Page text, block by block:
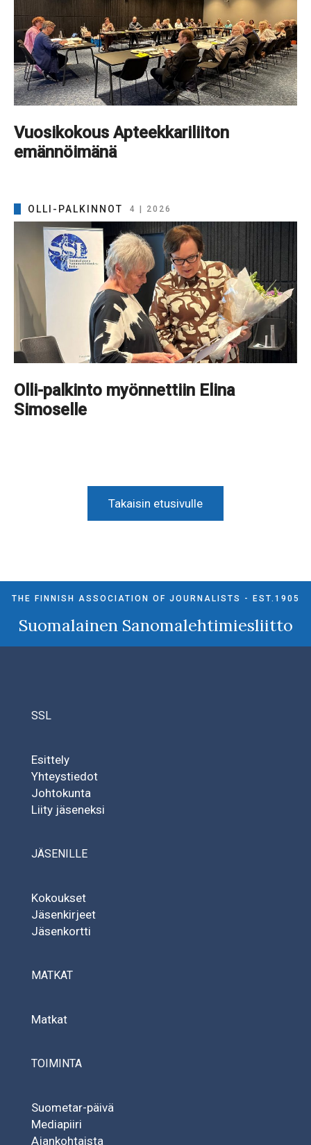
Vuosikokous Apteekkariliiton
emännöimänä
OLLI-PALKINNOT 4 | 2026
Olli-palkinto myönnettiin Elina
Simoselle
Takaisin etusivulle
THE FINNISH ASSOCIATION OF JOURNALISTS - EST.1905
Suomalainen Sanomalehtimiesliitto
SSL
Esittely
Yhteystiedot
Johtokunta
Liity jäseneksi
JÄSENILLE
Kokoukset
Jäsenkirjeet
Jäsenkortti
MATKAT
Matkat
TOIMINTA
Suometar-päivä
Mediapiiri
Ajankohtaista